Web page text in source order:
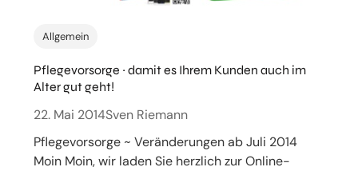
Allgemein
Pflegevorsorge ~ damit es Ihrem Kunden auch im
Alter gut geht!
22. Mai 2014Sven Riemann
Pflegevorsorge ~ Veränderungen ab Juli 2014
Moin Moin, wir laden Sie herzlich zur Online-